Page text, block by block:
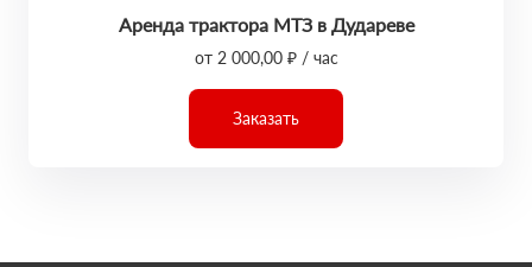
Аренда трактора МТЗ в Дудареве
от 2 000,00 ₽ / час
Заказать